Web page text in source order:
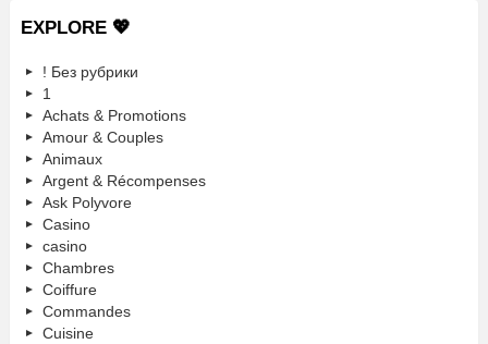
EXPLORE 💖
! Без рубрики
1
Achats & Promotions
Amour & Couples
Animaux
Argent & Récompenses
Ask Polyvore
Casino
casino
Chambres
Coiffure
Commandes
Cuisine